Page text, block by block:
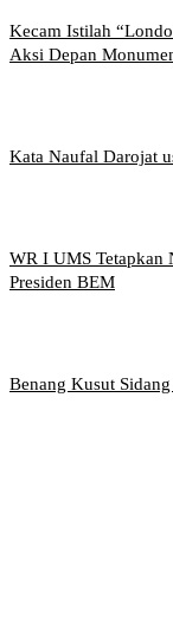
Kecam Istilah
Aksi Depan
Kata Naufal Darojat
WR I UMS Tetapkan
Presiden BEM
Benang Kusut